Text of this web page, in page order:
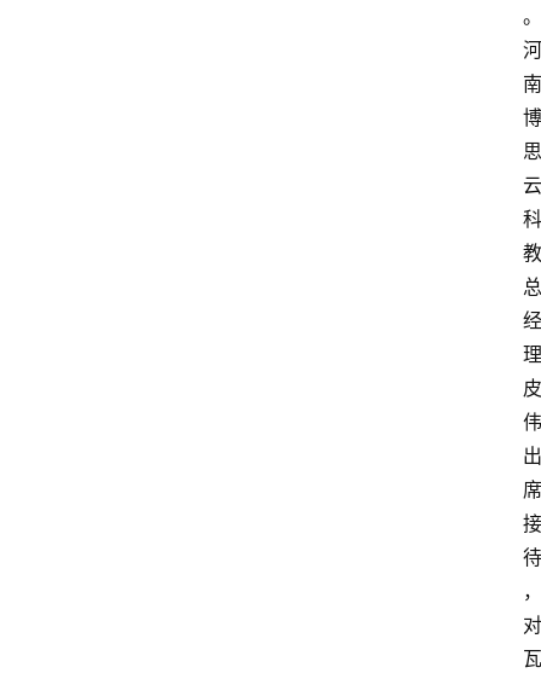
。
河
南
博
思
云
科
教
总
经
理
皮
伟
出
席
接
待
，
对
瓦